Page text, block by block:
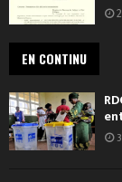
EN CONTINU